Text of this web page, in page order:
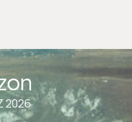
2026